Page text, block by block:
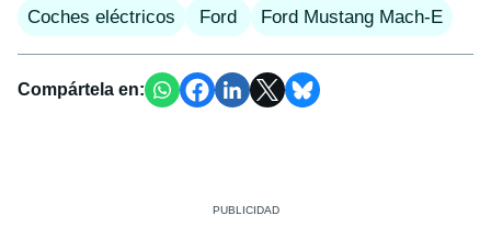
Coches eléctricos Ford Ford Mustang Mach-E
Compártela en: